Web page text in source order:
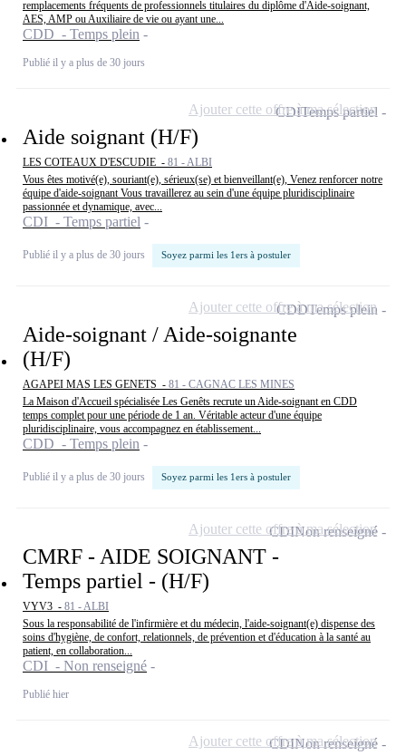
remplacements fréquents de professionnels titulaires du diplôme d'Aide-soignant,
AES, AMP ou Auxiliaire de vie ou ayant une...
CDD - Temps plein
Publié il y a plus de 30 jours
Aide soignant (H/F)
LES COTEAUX D'ESCUDIE - 81 - ALBI
Vous êtes motivé(e), souriant(e), sérieux(se) et bienveillant(e), Venez renforcer notre
équipe d'aide-soignant Vous travaillerez au sein d'une équipe pluridisciplinaire
passionnée et dynamique, avec...
CDI - Temps partiel
Publié il y a plus de 30 jours Soyez parmi les 1ers à postuler
CDITemps partiel
Ajouter cette offre à ma sélection
Aide-soignant / Aide-soignante
(H/F)
AGAPEI MAS LES GENETS - 81 - CAGNAC LES MINES
La Maison d'Accueil spécialisée Les Genêts recrute un Aide-soignant en CDD
temps complet pour une période de 1 an. Véritable acteur d'une équipe
pluridisciplinaire, vous accompagnez en établissement...
CDD - Temps plein
Publié il y a plus de 30 jours Soyez parmi les 1ers à postuler
CDDTemps plein
Ajouter cette offre à ma sélection
CMRF - AIDE SOIGNANT -
Temps partiel - (H/F)
VYV3 - 81 - ALBI
Sous la responsabilité de l'infirmière et du médecin, l'aide-soignant(e) dispense des
soins d'hygiène, de confort, relationnels, de prévention et d'éducation à la santé au
patient, en collaboration...
CDI - Non renseigné
Publié hier
CDINon renseigné
Ajouter cette offre à ma sélection
CDINon renseigné
Ajouter cette offre à ma sélection